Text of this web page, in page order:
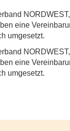
eine
umgesetzt.
eine
umgesetzt.